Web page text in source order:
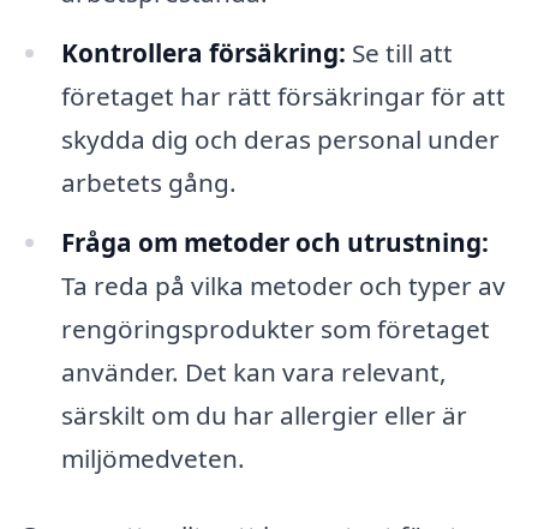
Kontrollera försäkring: Se till att
företaget har rätt försäkringar för att
skydda dig och deras personal under
arbetets gång.
Fråga om metoder och utrustning:
Ta reda på vilka metoder och typer av
rengöringsprodukter som företaget
använder. Det kan vara relevant,
särskilt om du har allergier eller är
miljömedveten.